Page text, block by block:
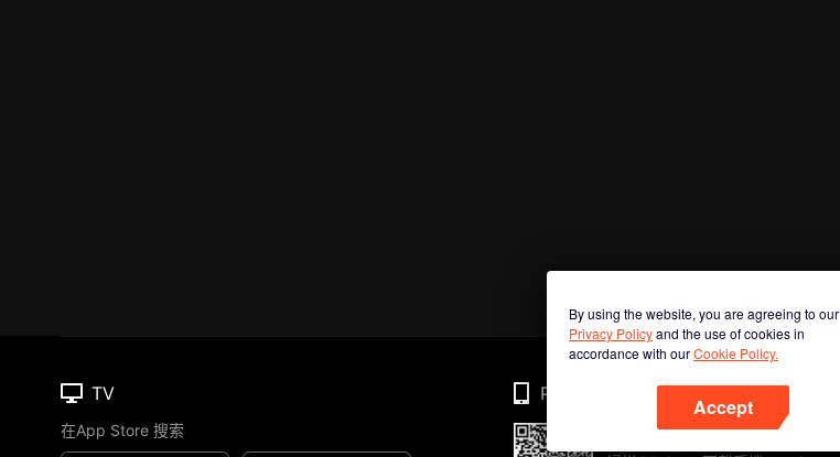
By using the website, you are agreeing to our
Privacy Policyand the use of cookies in
accordance with ourCookie Policy.
Accept
TV
在App Store 搜索
Phone